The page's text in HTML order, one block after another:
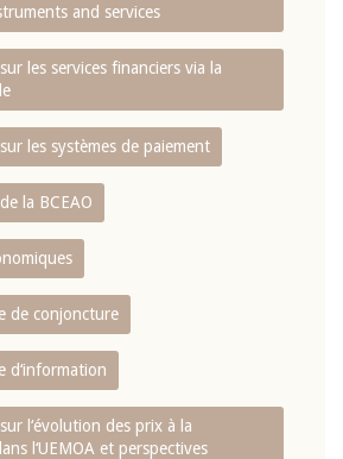
and services
les services financiers via la
les systèmes de paiement
la BCEAO
de conjoncture
d‘information
l‘évolution des prix à la
l‘UEMOA et perspectives